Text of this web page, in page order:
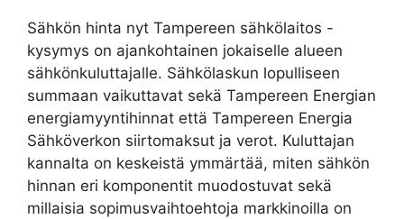
Sähkön hinta nyt Tampereen sähkölaitos -
kysymys on ajankohtainen jokaiselle alueen
sähkönkuluttajalle. Sähkölaskun lopulliseen
summaan vaikuttavat sekä Tampereen Energian
energiamyyntihinnat että Tampereen Energia
Sähköverkon siirtomaksut ja verot. Kuluttajan
kannalta on keskeistä ymmärtää, miten sähkön
hinnan eri komponentit muodostuvat sekä
millaisia sopimusvaihtoehtoja markkinoilla on